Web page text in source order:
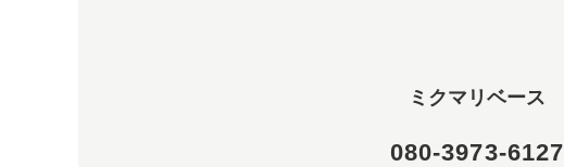
ミクマリベース
080-3973-6127